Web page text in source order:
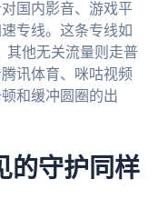
国内影音、游戏平
专线。这条专线如
其他无关流量则走普
讯体育、咪咕视频
和缓冲圆圈的出
的守护同样